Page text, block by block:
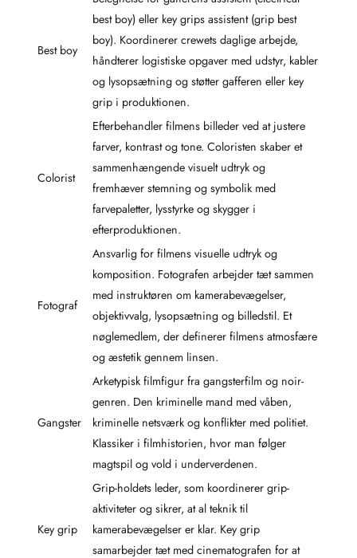
Best boy
best boy) eller key grips assistent (grip best
boy). Koordinerer crewets daglige arbejde,
håndterer logistiske opgaver med udstyr, kabler
og lysopsætning og støtter gafferen eller key
grip i produktionen.
Colorist
Efterbehandler filmens billeder ved at justere
farver, kontrast og tone. Coloristen skaber et
sammenhængende visuelt udtryk og
fremhæver stemning og symbolik med
farvepaletter, lysstyrke og skygger i
efterproduktionen.
Fotograf
Ansvarlig for filmens visuelle udtryk og
komposition. Fotografen arbejder tæt sammen
med instruktøren om kamerabevægelser,
objektivvalg, lysopsætning og billedstil. Et
nøglemedlem, der definerer filmens atmosfære
og æstetik gennem linsen.
Gangster
Arketypisk filmfigur fra gangsterfilm og noir-
genren. Den kriminelle mand med våben,
kriminelle netsværk og konflikter med politiet.
Klassiker i filmhistorien, hvor man følger
magtspil og vold i underverdenen.
Key grip
Grip-holdets leder, som koordinerer grip-
aktiviteter og sikrer, at al teknik til
kamerabevægelser er klar. Key grip
samarbejder tæt med cinematografen for at